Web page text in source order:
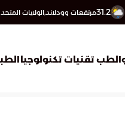
31.2مرتفعات وودلاند,الولايات
تقنيات تكنولوجيا